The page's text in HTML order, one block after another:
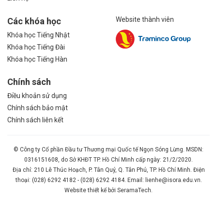
Các khóa học
Khóa học Tiếng Nhật
Khóa học Tiếng Đài
Khóa học Tiếng Hàn
Chính sách
Điều khoản sử dụng
Chính sách bảo mật
Chính sách liên kết
Website thành viên
© Công ty Cổ phần Đầu tư Thương mại Quốc tế Ngọn Sóng Lừng. MSDN:
0316151608, do Sở KHĐT TP. Hồ Chí Minh cấp ngày: 21/2/2020.
Địa chỉ: 210 Lê Thúc Hoạch, P. Tân Quý, Q. Tân Phú, TP. Hồ Chí Minh. Điện
thoại: (028) 6292 4182 - (028) 6292 4184. Email: lienhe@isora.edu.vn.
Website thiết kế bởi SeramaTech.